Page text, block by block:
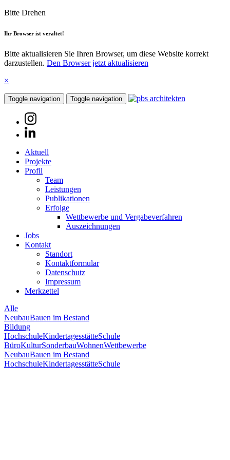
Bitte Drehen
Ihr Browser ist veraltet!
Bitte aktualisieren Sie Ihren Browser, um diese Website korrekt
darzustellen. Den Browser jetzt aktualisieren
×
Toggle navigation Toggle navigation
Aktuell
Projekte
Profil
Team
Leistungen
Publikationen
Erfolge
Wettbewerbe und Vergabeverfahren
Auszeichnungen
Jobs
Kontakt
Standort
Kontaktformular
Datenschutz
Impressum
Merkzettel
Alle
NeubauBauen im Bestand
Bildung
HochschuleKindertagesstätteSchule
BüroKulturSonderbauWohnenWettbewerbe
NeubauBauen im Bestand
HochschuleKindertagesstätteSchule